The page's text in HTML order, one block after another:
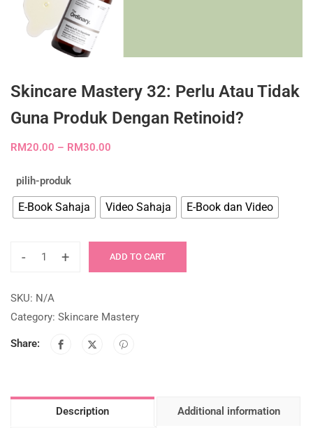
Skincare Mastery 32: Perlu Atau Tidak
Guna Produk Dengan Retinoid?
RM20.00 – RM30.00
pilih-produk
E-Book Sahaja Video Sahaja E-Book dan Video
- + ADD TO CART
SKU: N/A
Category: Skincare Mastery
Share:
Description Additional information